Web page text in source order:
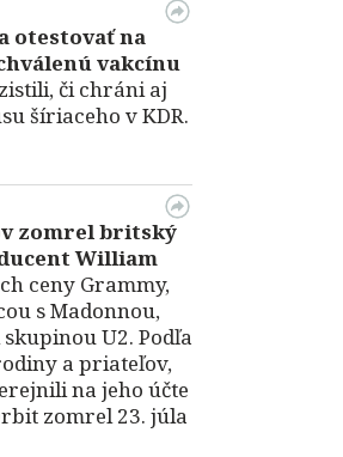
otestovať na
vakcínu
či chráni aj
šíriaceho v KDR.
zomrel britský
William
ceny Grammy,
s Madonnou,
U2. Podľa
a priateľov,
na jeho účte
zomrel 23. júla